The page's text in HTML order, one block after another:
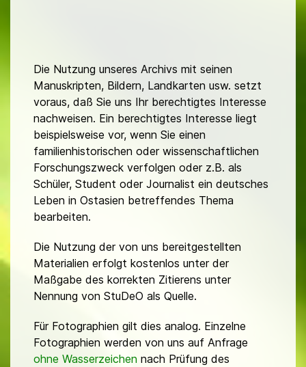
Die Nutzung unseres Archivs mit seinen
Manuskripten, Bildern, Landkarten usw. setzt
voraus, daß Sie uns Ihr berechtigtes Interesse
nachweisen. Ein berechtigtes Interesse liegt
beispielsweise vor, wenn Sie einen
familienhistorischen oder wissenschaftlichen
Forschungszweck verfolgen oder z.B. als
Schüler, Student oder Journalist ein deutsches
Leben in Ostasien betreffendes Thema
bearbeiten.
Die Nutzung der von uns bereitgestellten
Materialien erfolgt kostenlos unter der
Maßgabe des korrekten Zitierens unter
Nennung von StuDeO als Quelle.
Für Fotographien gilt dies analog. Einzelne
Fotographien werden von uns auf Anfrage
ohne Wasserzeichen nach Prüfung des